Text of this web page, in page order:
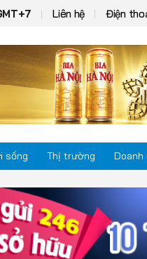
Liên hệ Điện
sống Thị trường Doanh
Doanh nghiệp –
Đồ uống